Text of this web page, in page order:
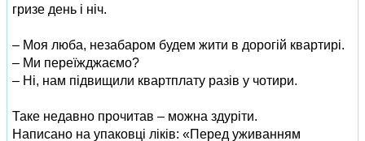
гризе день і ніч.
– Моя люба, незабаром будем жити в дорогій квартирі.
– Ми переїжджаємо?
– Ні, нам підвищили квартплату разів у чотири.
Таке недавно прочитав – можна здуріти.
Написано на упаковці ліків: «Перед уживанням